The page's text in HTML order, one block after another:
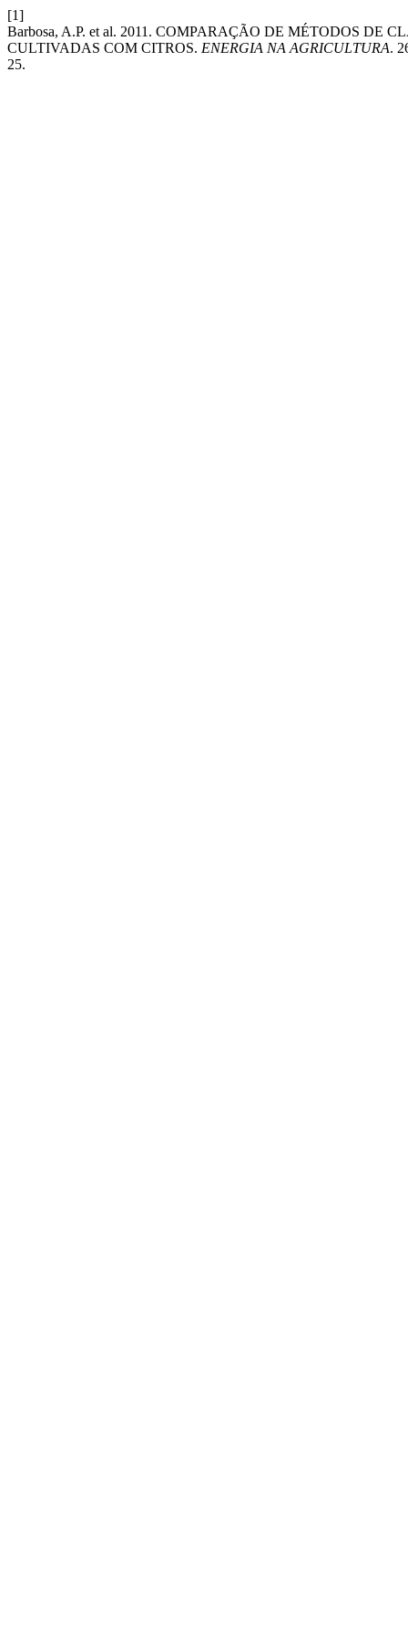
[1]
Barbosa, A.P. et al. 2011. COMPARAÇÃO DE MÉTODOS
CULTIVADAS COM CITROS. ENERGIA NA AGRICULTURA.
25.